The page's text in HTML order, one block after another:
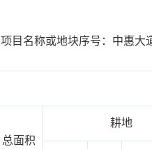
项目名称或地块
总面积
耕地